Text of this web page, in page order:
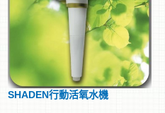
SHADEN行動活氧水機